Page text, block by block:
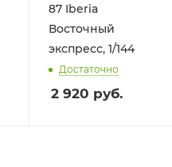
87 Iberia
Восточный
экспресс, 1/144
Достаточно
2 920 руб.